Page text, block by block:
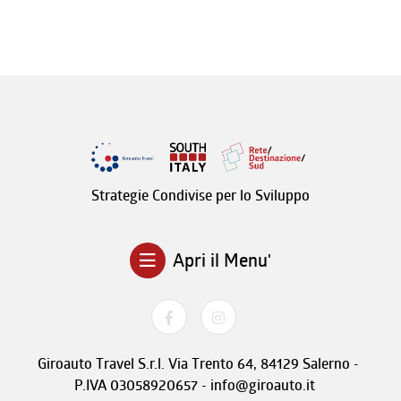
Strategie Condivise per lo Sviluppo
Apri il Menu'
Giroauto Travel S.r.l. Via Trento 64, 84129 Salerno -
P.IVA 03058920657 - info@giroauto.it